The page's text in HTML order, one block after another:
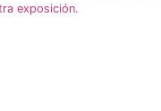
exposición.